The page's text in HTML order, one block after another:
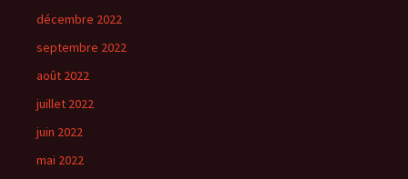
décembre 2022
septembre 2022
août 2022
juillet 2022
juin 2022
mai 2022